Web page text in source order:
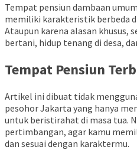
Tempat pensiun dambaan
memiliki karakteristik berbeda
Ataupun karena alasan khusus,
bertani, hidup tenang di desa,
Tempat Pensiun
Artikel ini dibuat tidak
pesohor Jakarta yang hanya
untuk beristirahat di masa tua.
pertimbangan, agar kamu
dan sesuai dengan karaktermu.